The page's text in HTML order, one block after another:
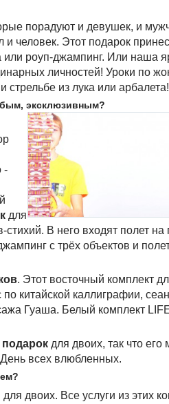
порадуют и девушек, и
и человек. Этот подарок
или роуп-джампинг. Или наша
личностей! Уроки по
стрельбе из лука или арбалета!
эксклюзивным?
-
для
В него входят полет на
с трёх объектов и
. Этот восточный комплект
китайской каллиграфии,
Гуаша. Белый комплект
подарок для двоих, так что
всех влюбленных.
двоих. Все услуги из этих